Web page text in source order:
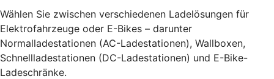
Wählen Sie zwischen verschiedenen Ladelösungen für
Elektrofahrzeuge oder E-Bikes – darunter
Normalladestationen (AC-Ladestationen), Wallboxen,
Schnellladestationen (DC-Ladestationen) und E-Bike-
Ladeschränke.